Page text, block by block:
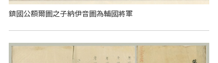
鎮國公額爾圖之子納伊音圖為輔國將軍